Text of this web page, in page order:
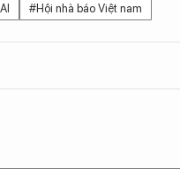
#Hội nhà báo Việt nam